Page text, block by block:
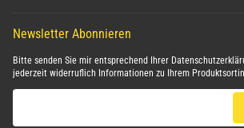
Newsletter Abonnieren
Bitte senden Sie mir entsprechend Ihrer
jederzeit widerruflich Informationen zu Ihrem